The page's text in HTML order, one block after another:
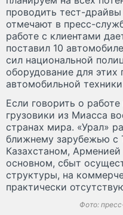
проводить тест-
отмечают в пресс-
работе с клиентами
поставил 10
сил национальной
оборудование для этих
автомобильной
Если говорить о
грузовики из Миасса
странах мира. «Урал»
ближнему зарубежью с
Казахстаном,
основном, сбыт
структуры, на
практически
Фото: